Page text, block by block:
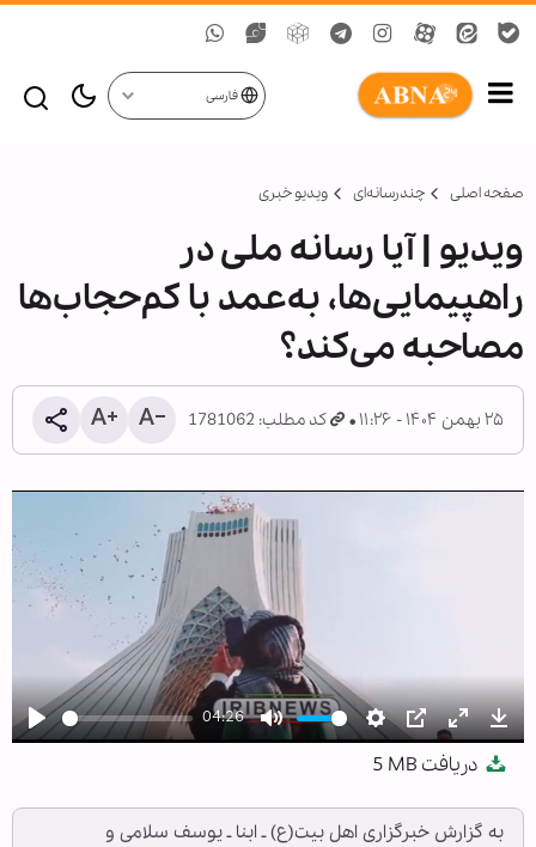
فارسی
صفحه اصلی چندرسانه‌ای ویدیو خبری
ویدیو | آیا رسانه ملی در
راهپیمایی‌ها، به‌عمد با کم‌حجاب‌ها
مصاحبه می‌کند؟
۲۵ بهمن ۱۴۰۴ - ۱۱:۲۶ کد مطلب: 1781062
Play
04:26
Mute Settings
PIP Enter
دریافت 5 MB
به گزارش خبرگزاری اهل بیت(ع) ـ ابنا ـ یوسف سلامی و